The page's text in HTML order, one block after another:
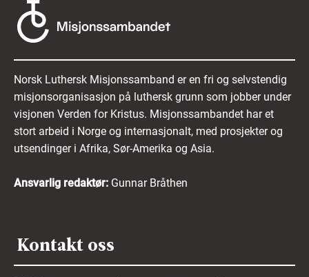
Norsk Luthersk Misjonssamband er en fri og selvstendig
misjonsorganisasjon på luthersk grunn som jobber under
visjonen Verden for Kristus. Misjonssambandet har et
stort arbeid i Norge og internasjonalt, med prosjekter og
utsendinger i Afrika, Sør-Amerika og Asia.
Ansvarlig redaktør: Gunnar Bråthen
Kontakt oss